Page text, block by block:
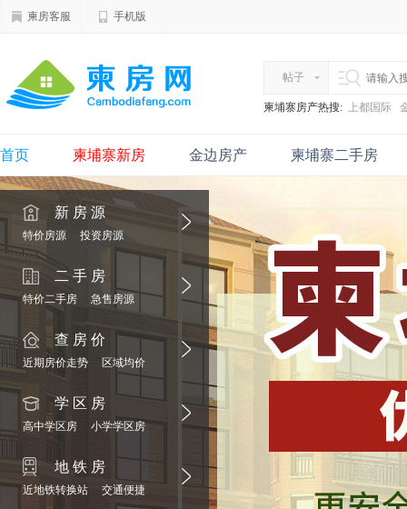
柬房客服 手机版
帖子
柬埔寨房产热搜: 上都国际
首页 柬埔寨新房 金边房产 柬埔寨二手房
新房源
特价房源 投资房源
二手房
特价二手房 急售房源
查房价
近期房价走势 区域均价
学区房
高中学区房 小学学区房
地铁房
近地铁转换站 交通便捷